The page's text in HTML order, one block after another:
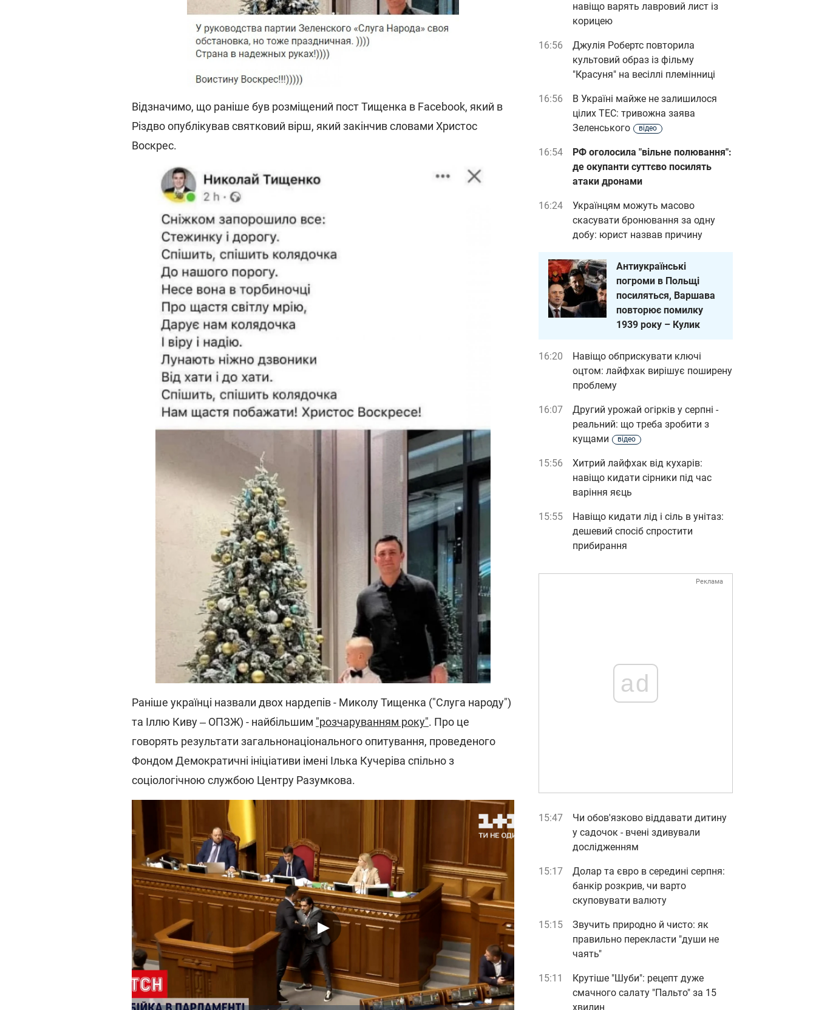
Відзначимо, що раніше був розміщений пост Тищенка в Facebook, який в
Різдво опублікував святковий вірш, який закінчив словами Христос
Воскрес.
Раніше українці назвали двох нардепів - Миколу Тищенка ("Слуга народу")
та Іллю Киву ‒ ОПЗЖ) - найбільшим "розчаруванням року". Про це
говорять результати загальнонаціонального опитування, проведеного
Фондом Демократичні ініціативи імені Ілька Кучеріва спільно з
соціологічною службою Центру Разумкова.
навіщо варять лавровий лист із
корицею
16:56
Джулія Робертс повторила
культовий образ із фільму
"Красуня" на весіллі племінниці
16:56
В Україні майже не залишилося
цілих ТЕС: тривожна заява
Зеленського
відео
16:54
РФ оголосила "вільне полювання":
де окупанти суттєво посилять
атаки дронами
16:24
Українцям можуть масово
скасувати бронювання за одну
добу: юрист назвав причину
Антиукраїнські
погроми в Польщі
посиляться, Варшава
повторює помилку
1939 року – Кулик
16:20
Навіщо обприскувати ключі
оцтом: лайфхак вирішує поширену
проблему
16:07
Другий урожай огірків у серпні -
реальний: що треба зробити з
кущами
відео
15:56
Хитрий лайфхак від кухарів:
навіщо кидати сірники під час
варіння яєць
15:55
Навіщо кидати лід і сіль в унітаз:
дешевий спосіб спростити
прибирання
Реклама
ad
15:47
Чи обов'язково віддавати дитину
у садочок - вчені здивували
дослідженням
15:17
Долар та євро в середині серпня:
банкір розкрив, чи варто
скуповувати валюту
15:15
Звучить природно й чисто: як
правильно перекласти "души не
чаять"
15:11
Крутіше "Шуби": рецепт дуже
смачного салату "Пальто" за 15
хвилин